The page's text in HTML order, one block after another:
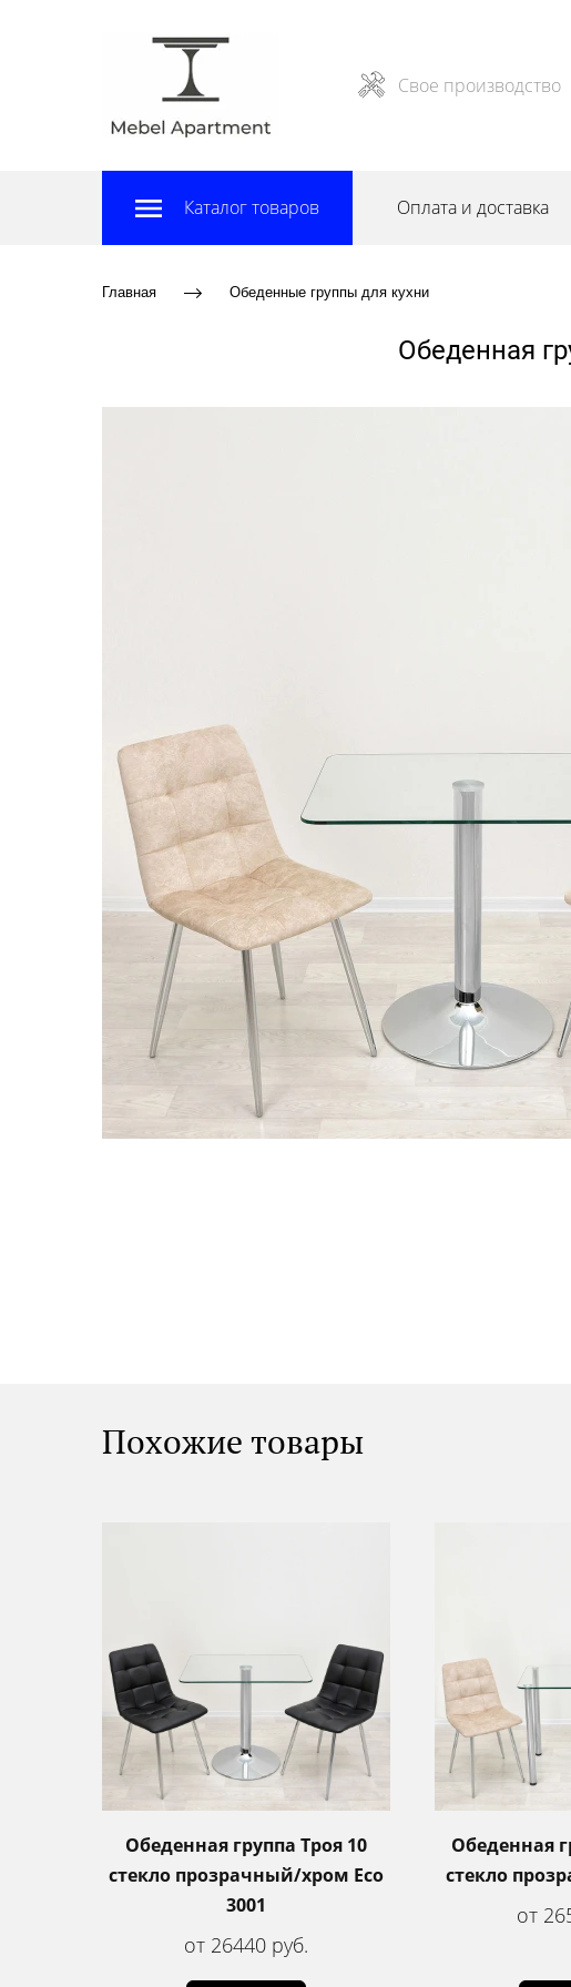
Свое производство
Каталог товаров Оплата и доставка
Главная Обеденные группы для кухни
Обеденная
Похожие товары
Обеденная группа Троя 10
стекло прозрачный/хром Eco
3001
от 26440 руб.
Обеденная
стекло
от